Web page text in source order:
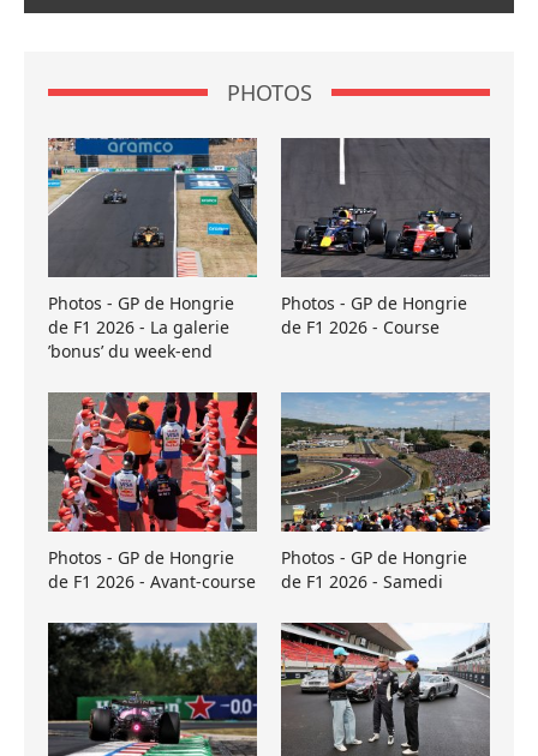
PHOTOS
Photos - GP de Hongrie
de F1 2026 - La galerie
’bonus’ du week-end
Photos - GP de Hongrie
de F1 2026 - Course
Photos - GP de Hongrie
de F1 2026 - Avant-course
Photos - GP de Hongrie
de F1 2026 - Samedi